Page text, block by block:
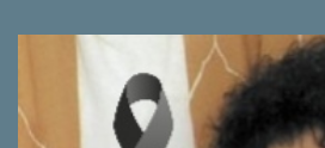
r
s